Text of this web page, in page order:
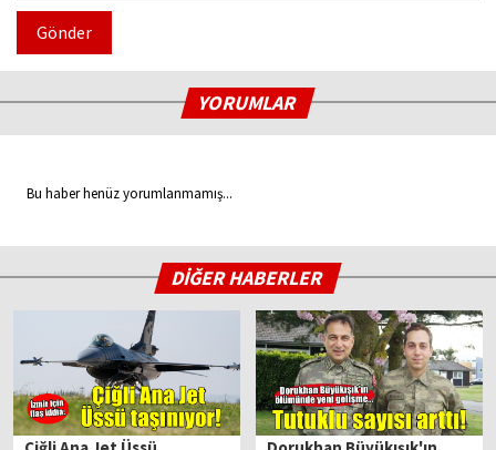
Gönder
YORUMLAR
Bu haber henüz yorumlanmamış...
DİĞER HABERLER